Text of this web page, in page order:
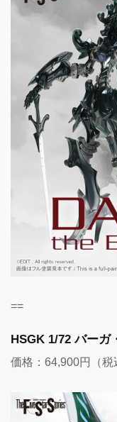
==
HSGK 1/72 バーガ
価格：64,900円（税